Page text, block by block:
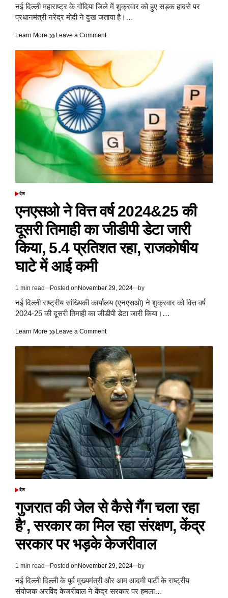
read
time
नई दिल्ली महाराष्ट्र के गोंदिया जिले में शुक्रवार को हुए सड़क हादसे पर
प्रधानमंत्री नरेंद्र मोदी ने दुख जताया है।…
Learn More Leave a Commenton
में
सड़क
हादसे
पर
प्रधानमंत्री
नरेंद्र
दुख
जताया,
आर्थिक
सहायता
देने
की
घोषणा
की
POSTED
देश
एनएसओ ने वित्त वर्ष 2024&25 की
दूसरी तिमाही का जीडीपी डेटा जारी
किया, 5.4 प्रतिशत रहा, राजकोषीय
घाटे में आई कमी
Estimated
read
time
1 min read Posted on November 29, 2024 by
नई दिल्ली राष्ट्रीय सांख्यिकी कार्यालय (एनएसओ) ने शुक्रवार को वित्त वर्ष
2024-25 की दूसरी तिमाही का जीडीपी डेटा जारी किया।…
Learn More Leave a Commenton
ने
वित्त
वर्ष
2024&25
की
दूसरी
तिमाही
का
जीडीपी
डेटा
जारी
किया,
5.4
प्रतिशत
रहा,
में
आई
कमी
POSTED
देश
गुजरात की जेल से कैसे गैंग चला रहा
है’, सरकार का मिल रहा संरक्षण, केंद्र
सरकार पर भड़के केजरीवाल
Estimated
read
time
1 min read Posted on November 29, 2024 by
नई दिल्ली दिल्ली के पूर्व मुख्यमंत्री और आम आदमी पार्टी के राष्ट्रीय
संयोजक अरविंद केजरीवाल ने केंद्र सरकार पर हमला…